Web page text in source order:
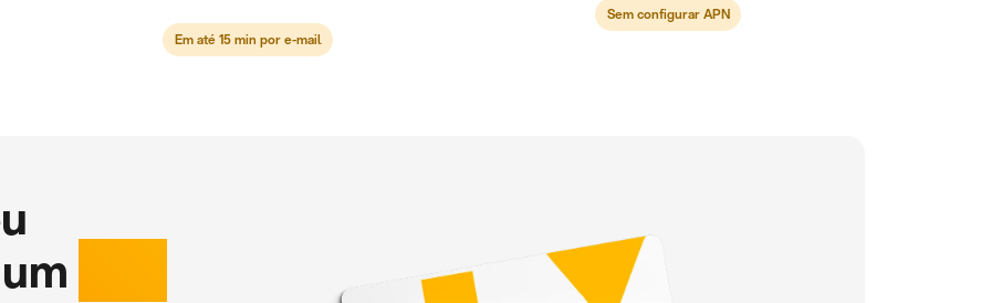
Em até 15 min por e-mail
Sem configurar APN